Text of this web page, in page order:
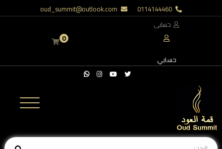
0114144460
oud_summit@outlook.com
حسابى
حسابي
0